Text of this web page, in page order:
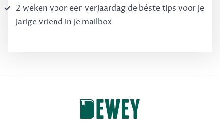
2 weken voor een verjaardag de béste tips voor je
jarige vriend in je mailbox